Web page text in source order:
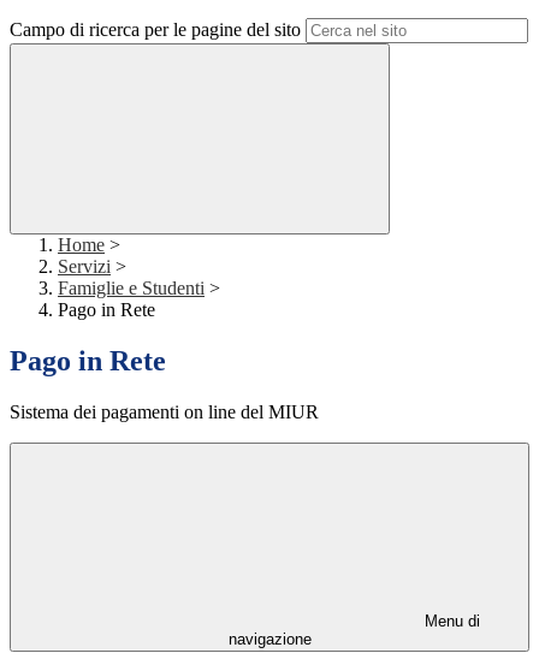
Campo di ricerca per le pagine del sito
Home >
Servizi >
Famiglie e Studenti >
Pago in Rete
Pago in Rete
Sistema dei pagamenti on line del MIUR
Menu di
navigazione